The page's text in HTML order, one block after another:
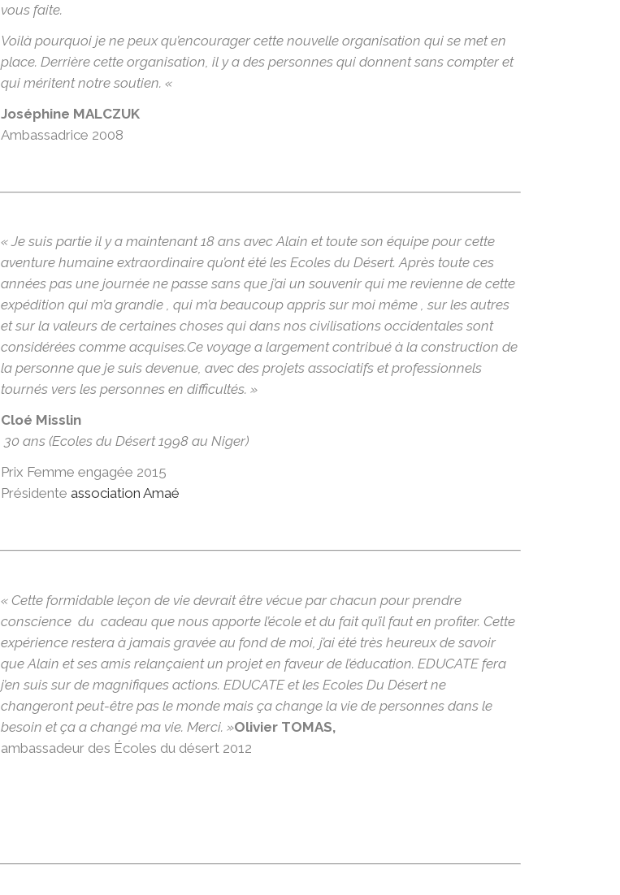
vous faite.
Voilà pourquoi je ne peux qu’encourager cette nouvelle organisation qui se met en
place. Derrière cette organisation, il y a des personnes qui donnent sans compter et
qui méritent notre soutien. «
Joséphine MALCZUK
Ambassadrice 2008
« Je suis partie il y a maintenant 18 ans avec Alain et toute son équipe pour cette
aventure humaine extraordinaire qu’ont été les Ecoles du Désert. Après toute ces
années pas une journée ne passe sans que j’ai un souvenir qui me revienne de cette
expédition qui m’a grandie , qui m’a beaucoup appris sur moi même , sur les autres
et sur la valeurs de certaines choses qui dans nos civilisations occidentales sont
considérées comme acquises.Ce voyage a largement contribué à la construction de
la personne que je suis devenue, avec des projets associatifs et professionnels
tournés vers les personnes en difficultés. »
Cloé Misslin
30 ans (Ecoles du Désert 1998 au Niger)
Prix Femme engagée 2015
Présidente association Amaé
« Cette formidable leçon de vie devrait être vécue par chacun pour prendre
conscience du cadeau que nous apporte l’école et du fait qu’il faut en profiter. Cette
expérience restera à jamais gravée au fond de moi, j’ai été très heureux de savoir
que Alain et ses amis relançaient un projet en faveur de l’éducation. EDUCATE fera
j’en suis sur de magnifiques actions. EDUCATE et les Ecoles Du Désert ne
changeront peut-être pas le monde mais ça change la vie de personnes dans le
besoin et ça a changé ma vie. Merci. »Olivier TOMAS,
ambassadeur des Écoles du désert 2012